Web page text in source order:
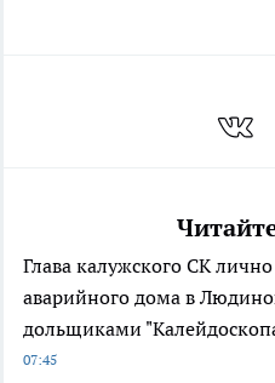
Глава калужского СК
аварийного дома в
дольщиками
07:45